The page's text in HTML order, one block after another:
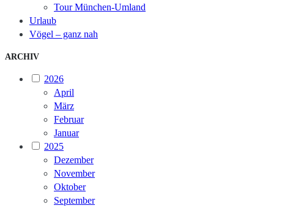
Tour München-Umland
Urlaub
Vögel – ganz nah
ARCHIV
2026
April
März
Februar
Januar
2025
Dezember
November
Oktober
September